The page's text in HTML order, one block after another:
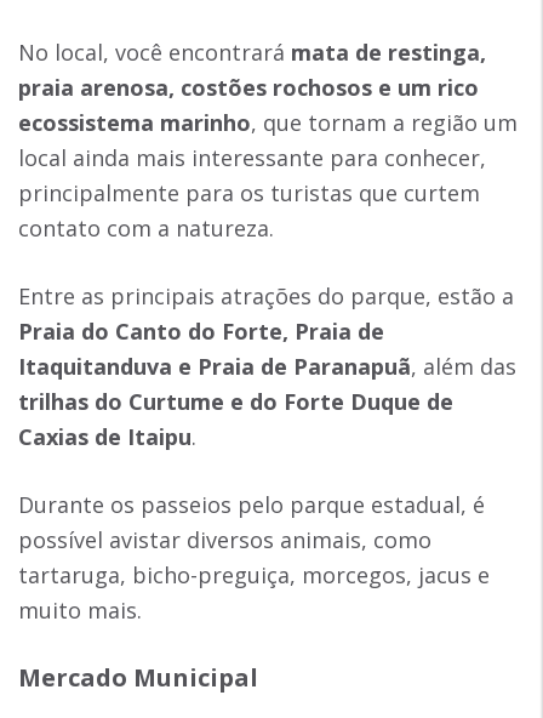
No local, você encontrará mata de restinga,
praia arenosa, costões rochosos e um rico
ecossistema marinho, que tornam a região um
local ainda mais interessante para conhecer,
principalmente para os turistas que curtem
contato com a natureza.
Entre as principais atrações do parque, estão a
Praia do Canto do Forte, Praia de
Itaquitanduva e Praia de Paranapuã, além das
trilhas do Curtume e do Forte Duque de
Caxias de Itaipu.
Durante os passeios pelo parque estadual, é
possível avistar diversos animais, como
tartaruga, bicho-preguiça, morcegos, jacus e
muito mais.
Mercado Municipal